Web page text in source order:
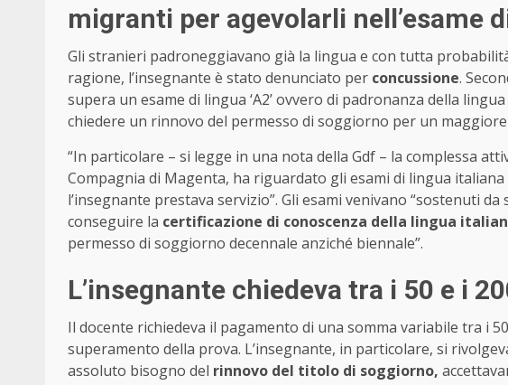
migranti per agevolarli nell’esame
Gli stranieri padroneggiavano già la lingua e con tutta
ragione, l’insegnante è stato denunciato per concussione.
supera un esame di lingua ‘A2’ ovvero di padronanza della
chiedere un rinnovo del permesso di soggiorno per un
“In particolare – si legge in una nota della Gdf – la complessa
Compagnia di Magenta, ha riguardato gli esami di lingua
l’insegnante prestava servizio”. Gli esami venivano “sostenuti
conseguire la certificazione di conoscenza della lingua
permesso di soggiorno decennale anziché biennale”.
L’insegnante chiedeva tra i 50 e i
Il docente richiedeva il pagamento di una somma variabile tra i
superamento della prova. L’insegnante, in particolare, si
assoluto bisogno del rinnovo del titolo di soggiorno,